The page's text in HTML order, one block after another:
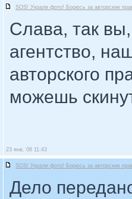
SOS! Украли фото! Борюсь за авторские
Слава, так
агентство,
авторского
можешь
23 янв, 08 11:43
SOS! Украли фото! Борюсь за авторские
Дело